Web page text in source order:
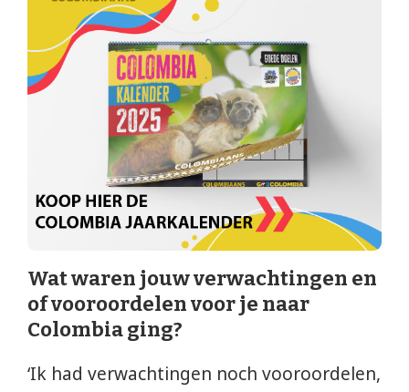
Wat waren jouw verwachtingen en
of vooroordelen voor je naar
Colombia ging?
‘Ik had verwachtingen noch vooroordelen,